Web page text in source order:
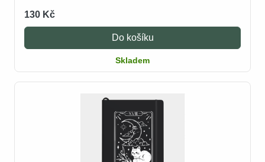
130 Kč
Do košíku
Skladem